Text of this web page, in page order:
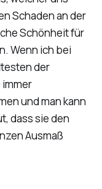
Schaden an der
Schönheit für
Wenn ich bei
der
und man kann
dass sie den
Ausmaß